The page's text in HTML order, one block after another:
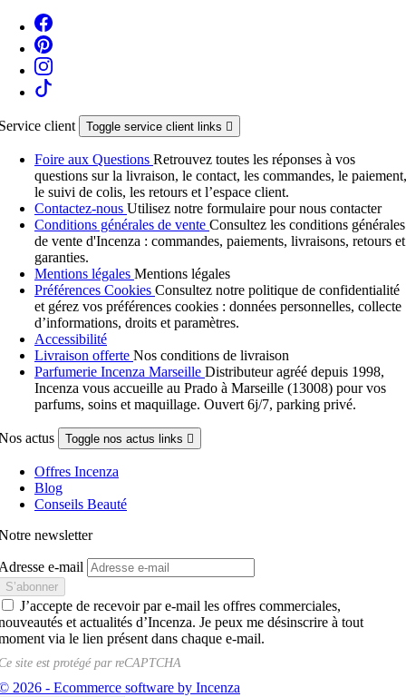
client Toggle service client links 
Foire aux Questions Retrouvez toutes les réponses à vos
questions sur la livraison, le contact, les commandes, le paiement,
le suivi de colis, les retours et l’espace client.
Contactez-nous Utilisez notre formulaire pour nous contacter
Conditions générales de vente Consultez les conditions générales
de vente d'Incenza : commandes, paiements, livraisons, retours et
garanties.
Mentions légales Mentions légales
Préférences Cookies Consultez notre politique de confidentialité
et gérez vos préférences cookies : données personnelles, collecte
d’informations, droits et paramètres.
Accessibilité
Livraison offerte Nos conditions de livraison
Parfumerie Incenza Marseille Distributeur agréé depuis 1998,
Incenza vous accueille au Prado à Marseille (13008) pour vos
parfums, soins et maquillage. Ouvert 6j/7, parking privé.
actus Toggle nos actus links 
Offres Incenza
Blog
Conseils Beauté
newsletter
e-mail
J’accepte de recevoir par e-mail les offres commerciales,
et actualités d’Incenza. Je peux me désinscrire à tout
via le lien présent dans chaque e-mail.
site est protégé parreCAPTCHA
2026 - Ecommerce software by Incenza